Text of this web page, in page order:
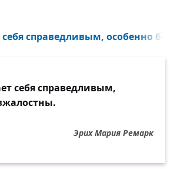
себя справедливым, особенно
себя справедливым,
Эрих Мария Ремарк